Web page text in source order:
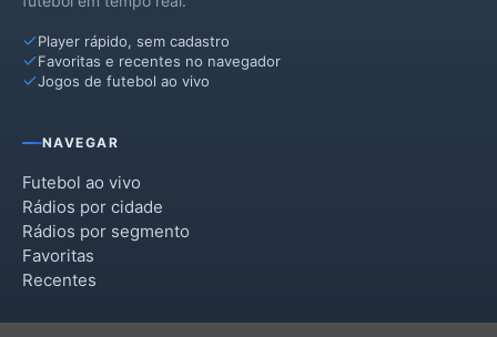
Player rápido, sem cadastro
Favoritas e recentes no navegador
Jogos de futebol ao vivo
NAVEGAR
Futebol ao vivo
Rádios por cidade
Rádios por segmento
Favoritas
Recentes